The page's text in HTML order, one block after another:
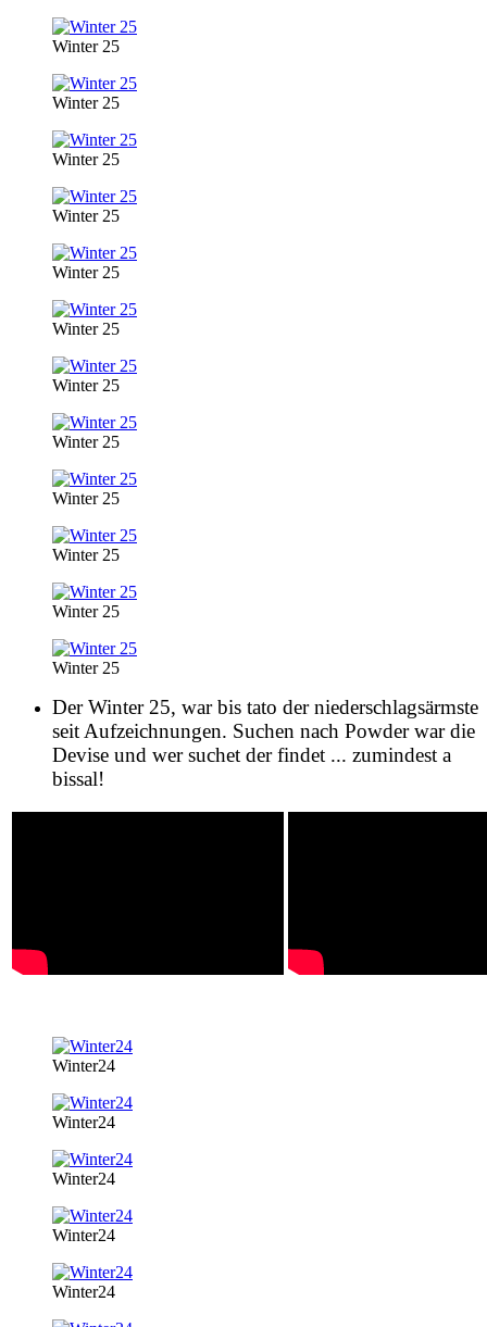
Winter 25
Winter 25
Winter 25
Winter 25
Winter 25
Winter 25
Winter 25
Winter 25
Winter 25
Winter 25
Winter 25
Winter 25
Der Winter 25, war bis tato der niederschlagsärmste
seit Aufzeichnungen. Suchen nach Powder war die
Devise und wer suchet der findet ... zumindest a
bissal!
Winter24
Winter24
Winter24
Winter24
Winter24